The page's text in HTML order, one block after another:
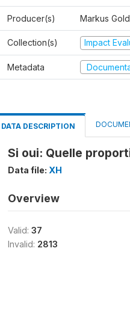
Producer(s) Markus
Collection(s) Impact
Metadata
DATA DESCRIPTION
Si oui: Quelle
Data file: XH
Overview
Valid: 37
Invalid: 2813